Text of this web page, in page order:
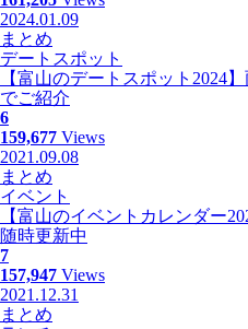
2024.01.09
まとめ
デートスポット
【富山のデートスポット2024
でご紹介
6
159,677 Views
2021.09.08
まとめ
イベント
【富山のイベントカレンダー
随時更新中
7
157,947 Views
2021.12.31
まとめ